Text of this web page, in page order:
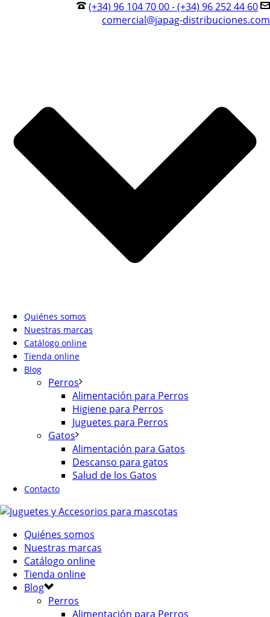
(+34) 96 104 70 00 - (+34) 96 252 44 60
comercial@japag-distribuciones.com
Quiénes somos
Nuestras marcas
Catálogo online
Tienda online
Blog
Perros
Alimentación para Perros
Higiene para Perros
Juguetes para Perros
Gatos
Alimentación para Gatos
Descanso para gatos
Salud de los Gatos
Contacto
Quiénes somos
Nuestras marcas
Catálogo online
Tienda online
Blog
Perros
Alimentación para Perros